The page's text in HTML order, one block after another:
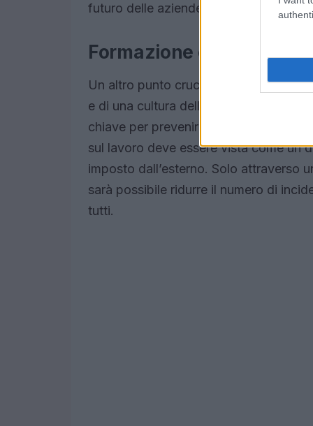
futuro delle aziende.
Formazione e cultura
Un altro punto cruciale evidenziato da
e di una cultura della sicurezza
chiave per prevenire tragedie e
sul lavoro deve essere vista come un
imposto dall’esterno. Solo attraverso
sarà possibile ridurre il numero di
tutti.